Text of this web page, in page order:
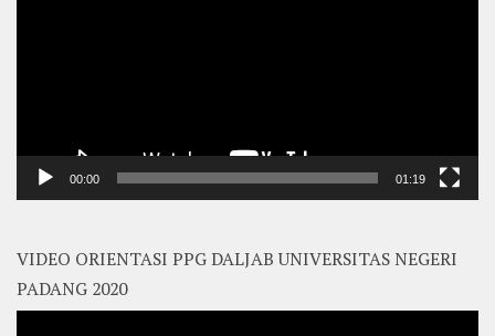
00:00 01:19
VIDEO ORIENTASI PPG DALJAB UNIVERSITAS NEGERI
PADANG 2020